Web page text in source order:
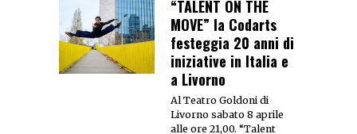
“TALENT ON THE
MOVE” la Codarts
festeggia 20 anni di
iniziative in Italia e
a Livorno
Al Teatro Goldoni di
Livorno sabato 8 aprile
alle ore 21,00. “Talent